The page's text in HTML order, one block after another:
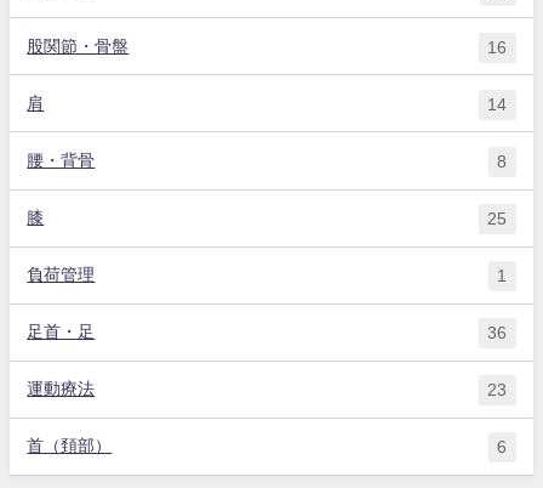
股関節・骨盤 16
肩 14
腰・背骨 8
膝 25
負荷管理 1
足首・足 36
運動療法 23
首（頚部） 6